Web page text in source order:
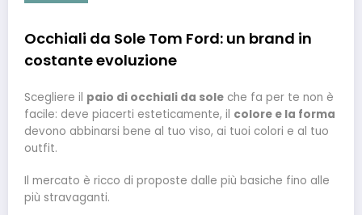
Occhiali da Sole Tom Ford: un brand in
costante evoluzione
Scegliere il paio di occhiali da sole che fa per te non è
facile: deve piacerti esteticamente, il colore e la forma
devono abbinarsi bene al tuo viso, ai tuoi colori e al tuo
outfit.
Il mercato è ricco di proposte dalle più basiche fino alle
più stravaganti.